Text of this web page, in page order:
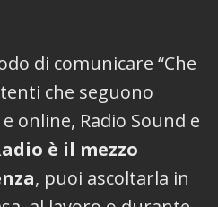
di comunicare “Che
che seguono
online, Radio Sound e
è il mezzo
, puoi ascoltarla in